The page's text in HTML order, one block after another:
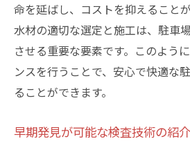
命を延ばし、コストを抑えること
水材の適切な選定と施工は、駐車
させる重要な要素です。このよう
ンスを行うことで、安心で快適な
ることができます。
早期発見が可能な検査技術の紹介